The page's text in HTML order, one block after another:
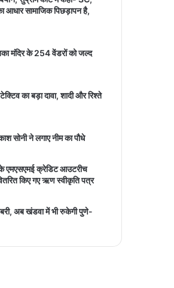
सामाजिक पिछड़ापन है,
मंदिर के 254 वेंडरों को जल्द
का बड़ा दावा, शादी और रिश्ते
सोनी ने लगाए नीम का पौधे
एमएसएमई क्रेडिट आउटरीच
किए गए ऋण स्वीकृति पत्र
अब खंडवा में भी रुकेगी पुणे-